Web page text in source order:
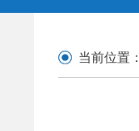
当前位置：